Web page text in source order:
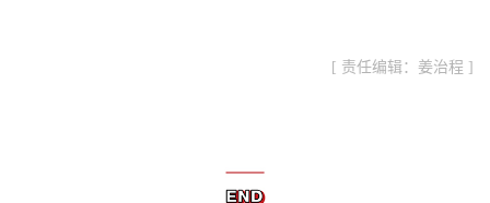
[ 责任编辑：姜治程 ]